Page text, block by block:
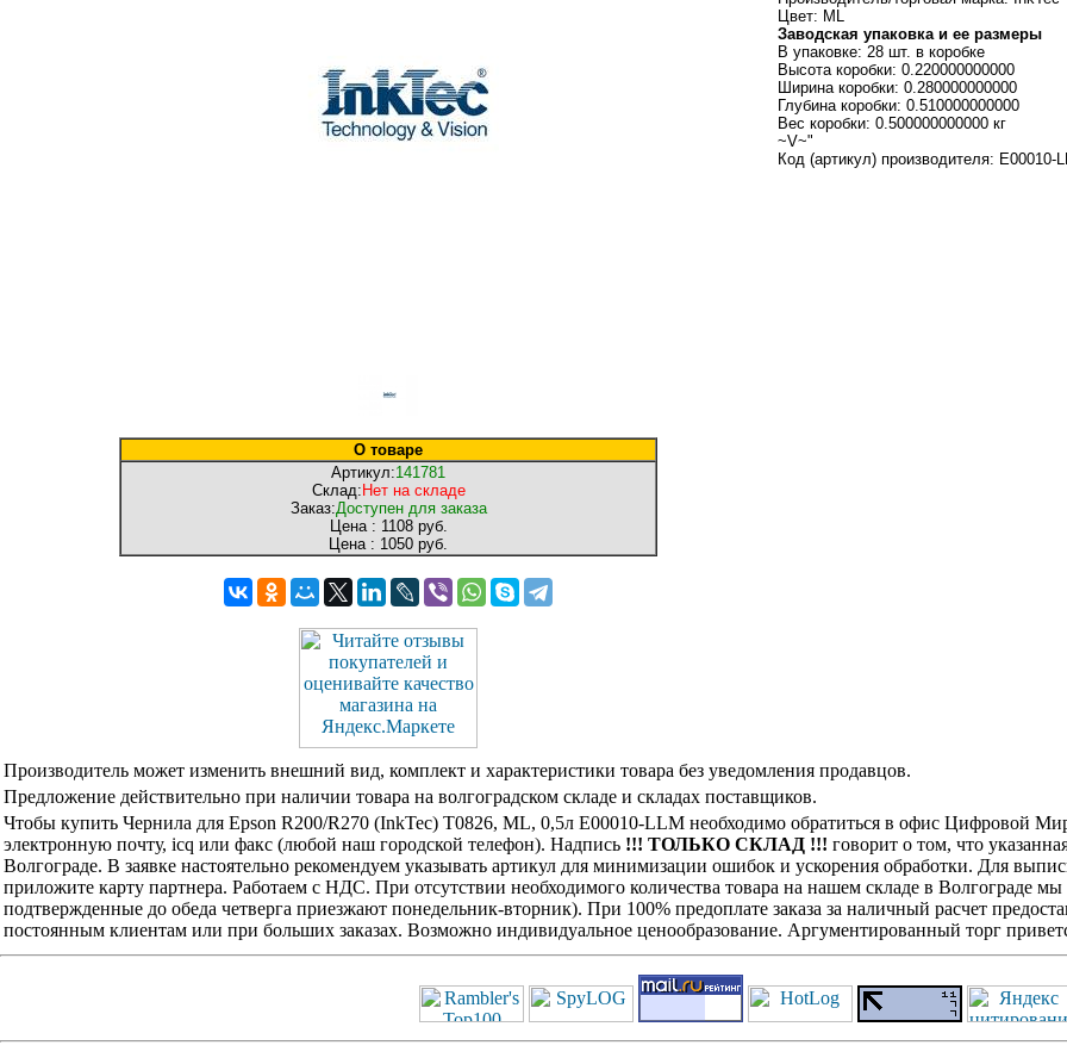
О товаре
Артикул:141781
Склад: Нет на складе
Заказ:Доступен для заказа
Цена : 1108 руб.
Цена : 1050 руб.
Цвет: ML
Заводская упаковка и ее размеры
В упаковке: 28 шт. в коробке
Высота коробки: 0.220000000000
Ширина коробки: 0.280000000000
Глубина коробки: 0.510000000000
Вес коробки: 0.500000000000 кг
~V~"
Код (артикул) производителя: E00010-
Производитель может изменить внешний вид, комплект и характеристики товара без уведомления продавцов.
Предложение действительно при наличии товара на волгоградском складе и складах поставщиков.
Чтобы купить Чернила для Epson R200/R270 (InkTec) T0826, ML, 0,5л E00010-LLM необходимо обратиться в офис Цифровой
электронную почту, icq или факс (любой наш городской телефон). Надпись !!! ТОЛЬКО СКЛАД !!! говорит о том, что
Волгограде. В заявке настоятельно рекомендуем указывать артикул для минимизации ошибок и ускорения обработки. Для
приложите карту партнера. Работаем с НДС. При отсутствии необходимого количества товара на нашем складе в Волгограде
подтвержденные до обеда четверга приезжают понедельник-вторник). При 100% предоплате заказа за наличный расчет
постоянным клиентам или при больших заказах. Возможно индивидуальное ценообразование. Аргументированный торг